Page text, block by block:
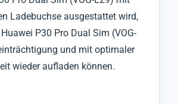
Ladebuchse ausgestattet wird,
P30 Pro Dual Sim (VOG-
und mit optimaler
wieder aufladen können.